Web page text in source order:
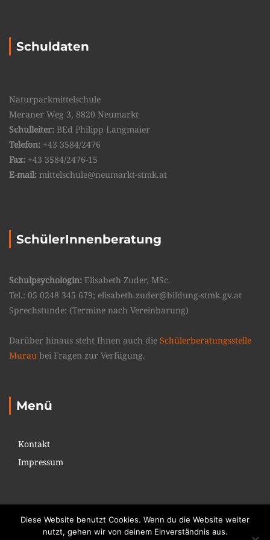
Schuldaten
Naturparkmittelschule
Meraner Weg 3, 8820 Neumarkt
Schulleiter: BEd Philipp Langmaier
Telefon: +43 3584/2476
Fax: +43 3584/2476-15
E-mail: mittelschule@neumarkt-stmk.at
SchülerInnenberatung
Schulpsychologin: Elisabeth Zuder, MSc.
Tel.: 05 0248 345 679; elisabeth.zuder@bildung-stmk.gv.at
Sprechstunde: (Termine nach Vereinbarung)
Darüber hinaus steht Ihnen auch die Schülerberatungsstelle
Murau bei Fragen zur Verfügung.
Menü
Kontakt
Impressum
Copyright © 2017. All rights reserved. Theme: Education Pack
Diese Website benutzt Cookies. Wenn du die Website weiter
nutzt, gehen wir von deinem Einverständnis aus.